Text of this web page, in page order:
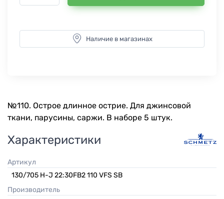
Наличие в магазинах
№110. Острое длинное острие. Для джинсовой
ткани, парусины, саржи. В наборе 5 штук.
Характеристики
Артикул
130/705 H-J 22:30FB2 110 VFS SB
Производитель